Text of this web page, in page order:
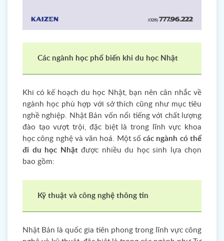
Các ngành học phổ biến khi du học Nhật
Khi có kế hoạch du học Nhật, bạn nên cân nhắc về
ngành học phù hợp với sở thích cũng như mục tiêu
nghề nghiệp. Nhật Bản vốn nổi tiếng với chất lượng
đào tạo vượt trội, đặc biệt là trong lĩnh vực khoa
học công nghệ và văn hoá. Một sốcác ngành có thể
đi du học Nhậtđược nhiều du học sinh lựa chọn
bao gồm:
Kỹ thuật và công nghệ thông tin
Nhật Bản là quốc gia tiên phong trong lĩnh vực công